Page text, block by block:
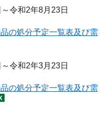
令和2年8月23日
の処分予定一覧表及び需
令和2年3月23日
の処分予定一覧表及び需